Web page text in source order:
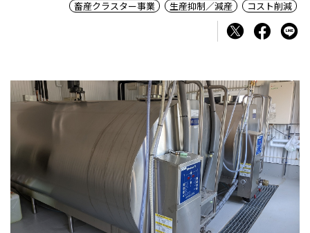
畜産クラスター事業
生産抑制／減産 コスト削減